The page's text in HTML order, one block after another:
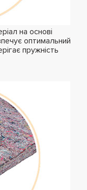
на основі
оптимальний
пружність